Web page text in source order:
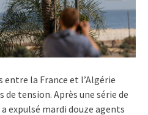
la France et l’Algérie
de tension. Après une série de
expulsé mardi douze agents